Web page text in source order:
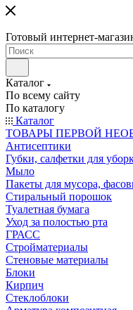
Готовый интернет-
Каталог
По всему сайту
По каталогу
Каталог
ТОВАРЫ ПЕРВОЙ
Антисептики
Губки, салфетки для
Мыло
Пакеты для мусора,
Стиральный порошок
Туалетная бумага
Уход за полостью рта
ГРАСС
Стройматериалы
Стеновые материалы
Блоки
Кирпич
Стеклоблоки